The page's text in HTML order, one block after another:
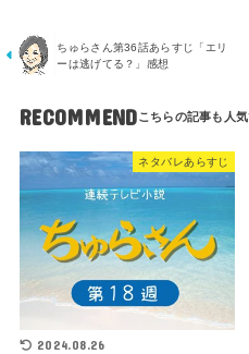
ちゅらさん第36話あらすじ「エリ
ーは逃げてる？」感想
RECOMMEND
ネタバレあらすじ
2024.08.26